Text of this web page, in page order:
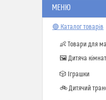
🟢 Каталог товарів
👶 Товари для
🖼️ Дитяча
🎲 Іграшки
🚲 Дитячий